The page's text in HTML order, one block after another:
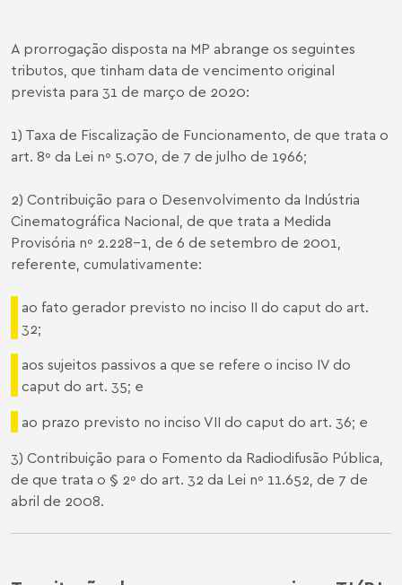
A prorrogação disposta na MP abrange os seguintes
tributos, que tinham data de vencimento original
prevista para 31 de março de 2020:
1) Taxa de Fiscalização de Funcionamento, de que trata o
art. 8º da Lei nº 5.070, de 7 de julho de 1966;
2) Contribuição para o Desenvolvimento da Indústria
Cinematográfica Nacional, de que trata a Medida
Provisória nº 2.228-1, de 6 de setembro de 2001,
referente, cumulativamente:
ao fato gerador previsto no inciso II do caput do art.
32;
aos sujeitos passivos a que se refere o inciso IV do
caput do art. 35; e
ao prazo previsto no inciso VII do caput do art. 36; e
3) Contribuição para o Fomento da Radiodifusão Pública,
de que trata o § 2º do art. 32 da Lei nº 11.652, de 7 de
abril de 2008.